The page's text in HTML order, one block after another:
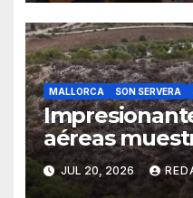
MALLORCA SON SERVERA
aéreas
del incendio
Servera
JUL 20, 2026